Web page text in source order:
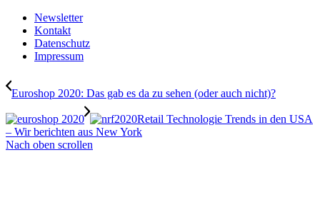
Newsletter
Kontakt
Datenschutz
Impressum
Euroshop 2020: Das gab es da zu sehen (oder auch nicht)?
Retail Technologie Trends in den USA
– Wir berichten aus New York
Nach oben scrollen